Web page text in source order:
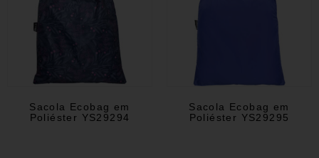
Sacola Ecobag em
Poliéster YS29294
Sacola Ecobag em
Poliéster YS29295